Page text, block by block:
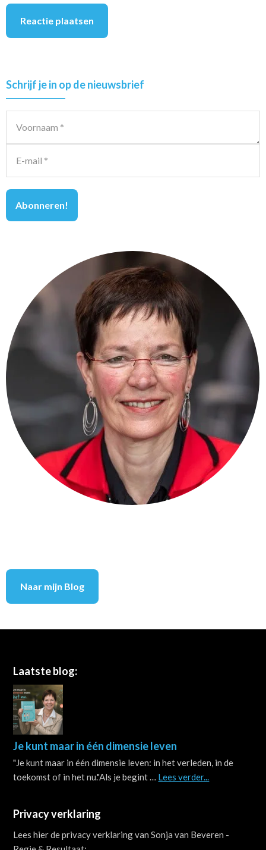
Primary
Sidebar
Schrijf je in op de nieuwsbrief
Naar mijn Blog
Footer
Laatste blog:
Je kunt maar in één dimensie leven
"Je kunt maar in één dimensie leven: in het verleden, in de
toekomst of in het nu."Als je begint … Lees verder...
in
Privacy verklaring
Lees hier de privacy verklaring van Sonja van Beveren -